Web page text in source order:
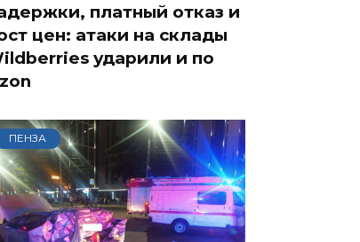
платный отказ и
цен: атаки на склады
ударили и по
ПЕНЗА